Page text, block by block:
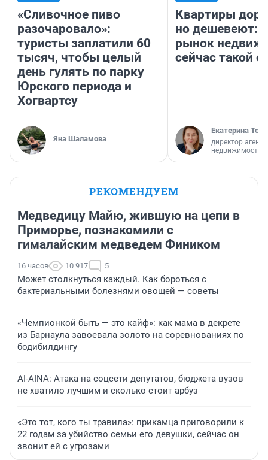
«Сливочное пиво
разочаровало»:
туристы заплатили 60
тысяч, чтобы целый
день гулять по парку
Юрского периода и
Хогвартсу
Яна Шаламова
Квартиры
но дешевеют:
рынок
сейчас такой
Екатерина
директор
недвижимости
РЕКОМЕНДУЕМ
Медведицу Майю, жившую на цепи в
Приморье, познакомили с
гималайским медведем Фиником
16 часов 10 917 5
Может столкнуться каждый. Как бороться с
бактериальными болезнями овощей — советы
«Чемпионкой быть — это кайф»: как мама в декрете
из Барнаула завоевала золото на соревнованиях по
бодибилдингу
AI-AINA: Атака на соцсети депутатов, бюджета вузов
не хватило лучшим и сколько стоит арбуз
«Это тот, кого ты травила»: прикамца приговорили к
22 годам за убийство семьи его девушки, сейчас он
звонит ей с угрозами